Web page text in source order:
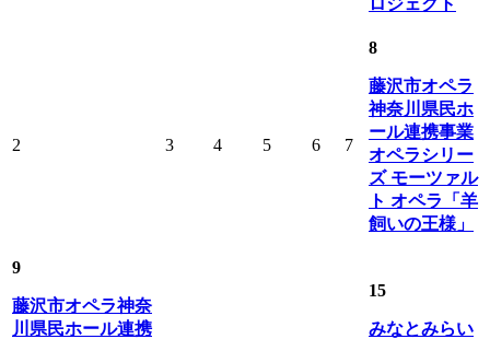
2 3 4 5 6 7
8
藤沢市オペラ
神奈川県民ホ
ール連携事業
オペラシリー
ズ モーツァル
ト オペラ「羊
飼いの王様」
9
藤沢市オペラ神奈
川県民ホール連携
15
みなとみらい